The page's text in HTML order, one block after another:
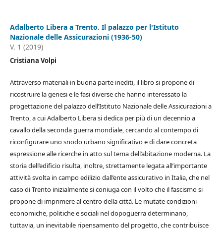
Adalberto Libera a Trento. Il palazzo per l'Istituto
Nazionale delle Assicurazioni (1936-50)
V. 1 (2019)
Cristiana Volpi
Attraverso materiali in buona parte inediti, il libro si propone di
ricostruire la genesi e le fasi diverse che hanno interessato la
progettazione del palazzo dell’Istituto Nazionale delle Assicurazioni a
Trento, a cui Adalberto Libera si dedica per più di un decennio a
cavallo della seconda guerra mondiale, cercando al contempo di
riconfigurare uno snodo urbano significativo e di dare concreta
espressione alle ricerche in atto sul tema dell’abitazione moderna. La
storia dell’edificio risulta, inoltre, strettamente legata all’importante
attività svolta in campo edilizio dall’ente assicurativo in Italia, che nel
caso di Trento inizialmente si coniuga con il volto che il fascismo si
propone di imprimere al centro della città. Le mutate condizioni
economiche, politiche e sociali nel dopoguerra determinano,
tuttavia, un inevitabile ripensamento del progetto, che contribuisce